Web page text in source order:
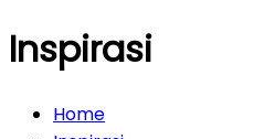
Inspirasi
Home